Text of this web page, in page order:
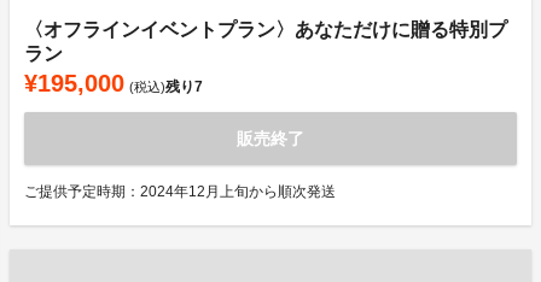
〈オフラインイベントプラン〉あなただけに贈る特別プ
ラン
¥195,000 (税込)残り7
販売終了
ご提供予定時期：2024年12月上旬から順次発送